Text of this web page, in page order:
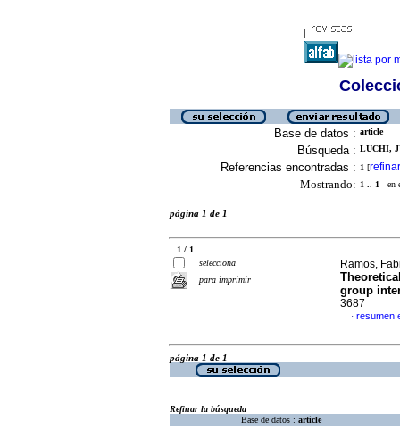
Base de datos : article
Búsqueda : LUCHI,
Referencias encontradas : 1 [refinar
Mostrando: 1 .. 1 en
página 1 de 1
1 / 1
selecciona
para imprimir
Ramos,
group
3687
· resumen
página 1 de 1
Refinar la búsqueda
Base de datos : article